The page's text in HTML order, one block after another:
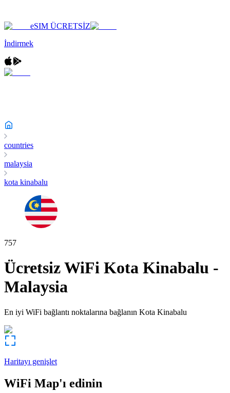
eSIM ÜCRETSİZ
İndirmek
countries
malaysia
kota kinabalu
757
Ücretsiz WiFi Kota Kinabalu -
Malaysia
En iyi WiFi bağlantı noktalarına bağlanın Kota Kinabalu
Haritayı genişlet
WiFi Map'ı edinin